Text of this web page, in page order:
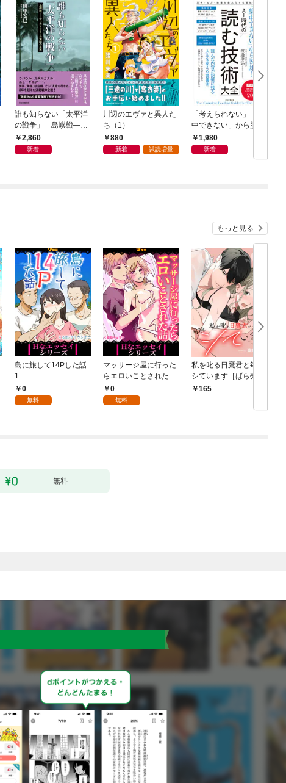
誰も知らない「太平洋
の戦争」 島嶼戦――
マッカーサーとの激闘
の真実
2,860
新着
川辺のエヴァと異人た
ち（1）
880
新着 試読増量
「考えられない」「集
中できない」から脱
却！ AI時代の読む技
術大全
1,980
新着
もっと見る
島に旅して14Pした話
1
0
無料
マッサージ屋に行った
らエロいことされた話
1 0
無料
私を叱る日鷹君と毎晩
シています［ばら売
り］ 第1話
165
無料